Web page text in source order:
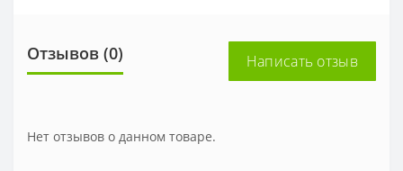
Отзывов (0) Написать отзыв
Нет отзывов о данном товаре.